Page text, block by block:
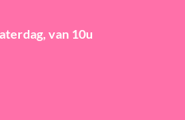
van 10u